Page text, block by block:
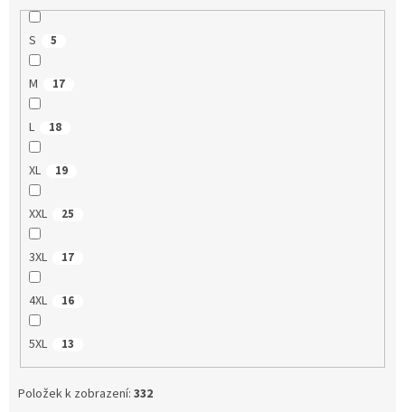
S 5
M 17
L 18
XL 19
XXL 25
3XL 17
4XL 16
5XL 13
Položek k zobrazení: 332